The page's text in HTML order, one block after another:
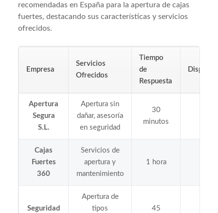
recomendadas en España para la apertura de cajas
fuertes, destacando sus características y servicios
ofrecidos.
Empresa
Servicios
Ofrecidos
Tiempo
de
Respuesta
Apertura
Segura
S.L.
Apertura sin
dañar, asesoría
en seguridad
30
minutos
Cajas
Fuertes
360
Servicios de
apertura y
mantenimiento
1 hora
Seguridad
Apertura de
tipos
45